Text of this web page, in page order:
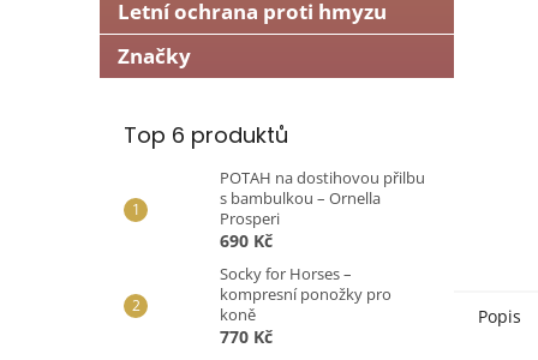
Letní ochrana proti hmyzu
Značky
Top 6 produktů
POTAH na dostihovou přilbu
s bambulkou – Ornella
Prosperi
690 Kč
Socky for Horses –
kompresní ponožky pro
koně
770 Kč
Popis